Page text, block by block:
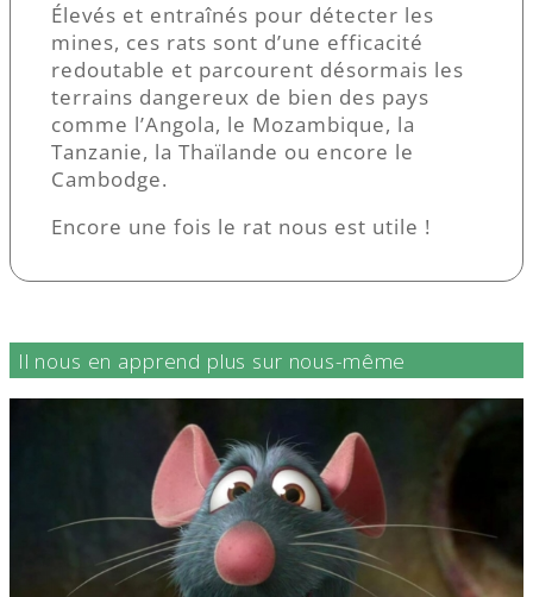
Élevés et entraînés pour détecter les
mines, ces rats sont d’une efficacité
redoutable et parcourent désormais les
terrains dangereux de bien des pays
comme l’Angola, le Mozambique, la
Tanzanie, la Thaïlande ou encore le
Cambodge.
Encore une fois le rat nous est utile !
Il nous en apprend plus sur nous-même